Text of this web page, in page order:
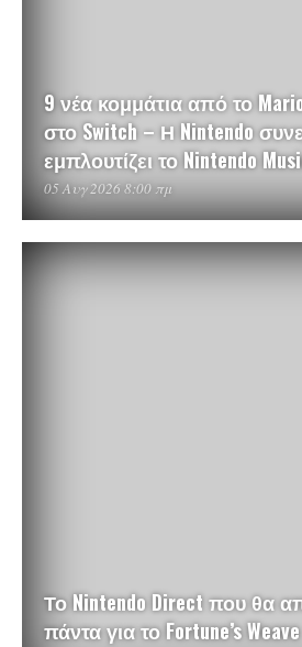
9 νέα κομμάτια από το
στο Switch – Η Nintendo
εμπλουτίζει το Nintendo
05 Αυγ 2026 8:00 πμ
Το Nintendo Direct που θα
πάντα για το Fortune’s Weave